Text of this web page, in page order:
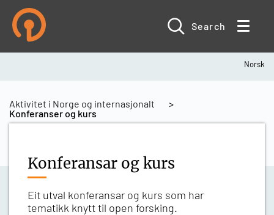
main
content
Search
Norsk
Breadcrumb
Aktivitet i Norge og internasjonalt
Konferanser og kurs
Konferansar og kurs
Eit utval konferansar og kurs som har
tematikk knytt til open forsking.